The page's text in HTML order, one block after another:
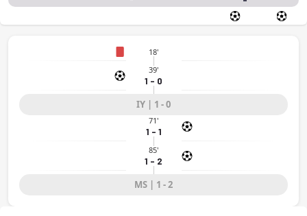
18'
39'
1 - 0
IY | 1 - 0
71'
1 - 1
85'
1 - 2
MS | 1 - 2